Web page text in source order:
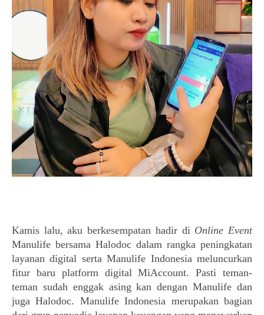
Kamis lalu, aku berkesempatan hadir di Online Event
Manulife bersama Halodoc dalam rangka peningkatan
layanan digital serta Manulife Indonesia meluncurkan
fitur baru platform digital MiAccount. Pasti teman-
teman sudah enggak asing kan dengan Manulife dan
juga Halodoc. Manulife Indonesia merupakan bagian